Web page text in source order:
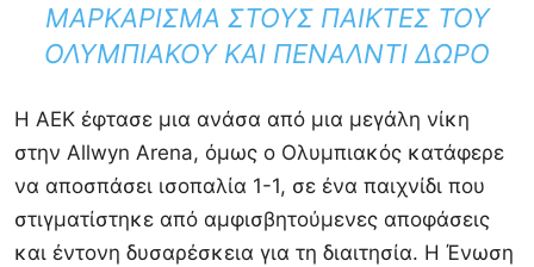
ΜΑΡΚΑΡΙΣΜΑ ΣΤΟΥΣ ΠΑΙΚΤΕΣ ΤΟΥ
ΟΛΥΜΠΙΑΚΟΥ ΚΑΙ ΠΕΝΑΛΝΤΙ ΔΩΡΟ
Η ΑΕΚ έφτασε μια ανάσα από μια μεγάλη νίκη
στην Allwyn Arena, όμως ο Ολυμπιακός κατάφερε
να αποσπάσει ισοπαλία 1-1, σε ένα παιχνίδι που
στιγματίστηκε από αμφισβητούμενες αποφάσεις
και έντονη δυσαρέσκεια για τη διαιτησία. Η Ένωση